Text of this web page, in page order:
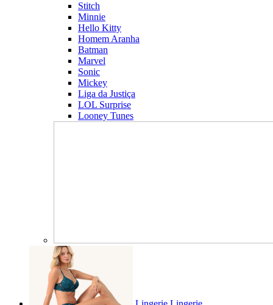
Stitch
Minnie
Hello Kitty
Homem Aranha
Batman
Marvel
Sonic
Mickey
Liga da Justiça
LOL Surprise
Looney Tunes